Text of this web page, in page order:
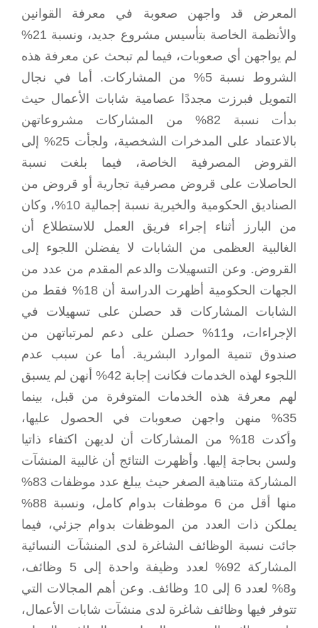
المعرض قد واجهن صعوبة في معرفة القوانين
والأنظمة الخاصة بتأسيس مشروع جديد، ونسبة 21%
لم يواجهن أي صعوبات، فيما لم تبحث عن معرفة هذه
الشروط نسبة 5% من المشاركات. أما في نجال
التمويل فبرزت مجددًا عصامية شابات الأعمال حيث
بدأت نسبة 82% من المشاركات مشروعاتهن
بالاعتماد على المدخرات الشخصية، ولجأت 25% إلى
القروض المصرفية الخاصة، فيما بلغت نسبة
الحاصلات على قروض مصرفية تجارية أو قروض من
الصناديق الحكومية والخيرية نسبة إجمالية 10%، وكان
من البارز أثناء إجراء فريق العمل للاستطلاع أن
الغالبية العظمى من الشابات لا يفضلن اللجوء إلى
القروض. وعن التسهيلات والدعم المقدم من عدد من
الجهات الحكومية أظهرت الدراسة أن 18% فقط من
الشابات المشاركات قد حصلن على تسهيلات في
الإجراءات، و11% حصلن على دعم لمرتباتهن من
صندوق تنمية الموارد البشرية. أما عن سبب عدم
اللجوء لهذه الخدمات فكانت إجابة 42% أنهن لم يسبق
لهم معرفة هذه الخدمات المتوفرة من قبل، بينما
35% منهن واجهن صعوبات في الحصول عليها،
وأكدت 18% من المشاركات أن لديهن اكتفاء ذاتيا
ولسن بحاجة إليها. وأظهرت النتائج أن غالبية المنشآت
المشاركة متناهية الصغر حيث يبلغ عدد موظفات 83%
منها أقل من 6 موظفات بدوام كامل، ونسبة 88%
يملكن ذات العدد من الموظفات بدوام جزئي، فيما
جائت نسبة الوظائف الشاغرة لدى المنشآت النسائية
المشاركة 92% لعدد وظيفة واحدة إلى 5 وظائف،
و8% لعدد 6 إلى 10 وظائف. وعن أهم المجالات التي
تتوفر فيها وظائف شاغرة لدى منشآت شابات الأعمال،